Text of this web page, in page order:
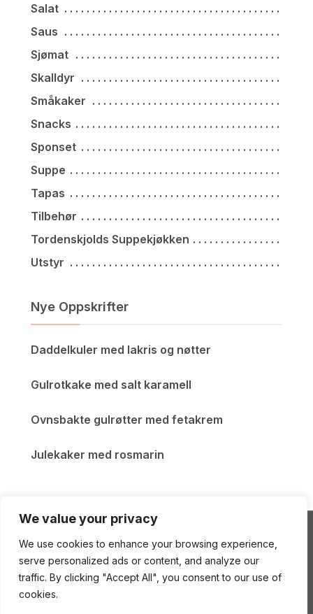
We value your privacy
We use cookies to enhance your browsing experience,
serve personalized ads or content, and analyze our
traffic. By clicking "Accept All", you consent to our use of
cookies.
Salat
Saus
Sjømat
Skalldyr
Småkaker
Snacks
Sponset
Suppe
Tapas
Tilbehør
Tordenskjolds Suppekjøkken
Utstyr
Nye Oppskrifter
Daddelkuler med lakris og nøtter
Gulrotkake med salt karamell
Ovnsbakte gulrøtter med fetakrem
Julekaker med rosmarin
ENEstående Mat